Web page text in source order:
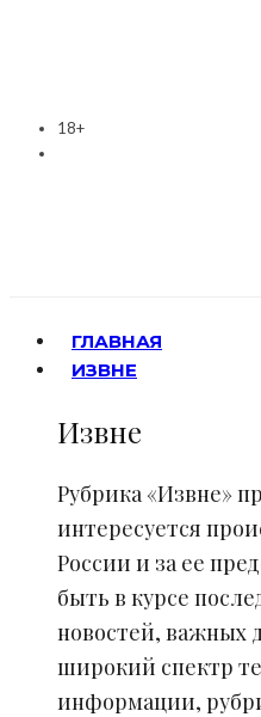
18+
ГЛАВНАЯ
ИЗВНЕ
Извне
Рубрика «Извне»
интересуется
России и за ее
быть в курсе
новостей, важных
широкий спектр
информации,